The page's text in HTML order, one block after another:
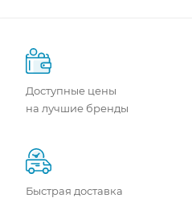
Доступные цены
на лучшие бренды
Быстрая доставка